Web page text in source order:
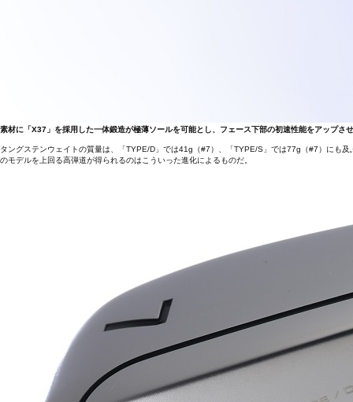
素材に「X37」を採用した一体鍛造が極薄ソールを可能とし、フェース下部の初速性能をアップさ
タングステンウェイトの質量は、「TYPE/D」では41g（#7）、「TYPE/S」では77g（#7）にも
のモデルを上回る高弾道が得られるのはこういった進化によるものだ。